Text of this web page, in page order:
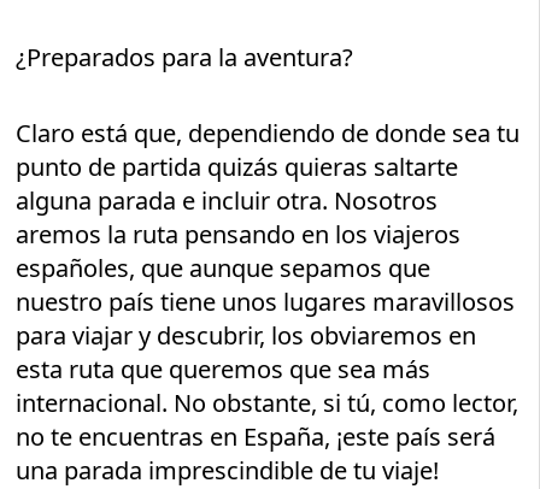
¿Preparados para la aventura?
Claro está que, dependiendo de donde sea tu
punto de partida quizás quieras saltarte
alguna parada e incluir otra. Nosotros
aremos la ruta pensando en los viajeros
españoles, que aunque sepamos que
nuestro país tiene unos lugares maravillosos
para viajar y descubrir, los obviaremos en
esta ruta que queremos que sea más
internacional. No obstante, si tú, como lector,
no te encuentras en España, ¡este país será
una parada imprescindible de tu viaje!